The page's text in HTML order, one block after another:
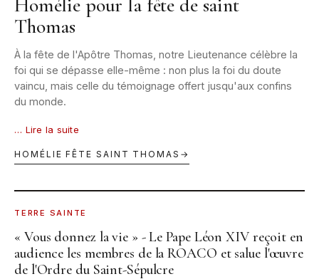
Homélie pour la fête de saint
Thomas
À la fête de l'Apôtre Thomas, notre Lieutenance célèbre la
foi qui se dépasse elle-même : non plus la foi du doute
vaincu, mais celle du témoignage offert jusqu'aux confins
du monde.
… Lire la suite
HOMÉLIE FÊTE SAINT THOMAS →
TERRE SAINTE
« Vous donnez la vie » - Le Pape Léon XIV reçoit en
audience les membres de la ROACO et salue l'œuvre
de l'Ordre du Saint-Sépulcre